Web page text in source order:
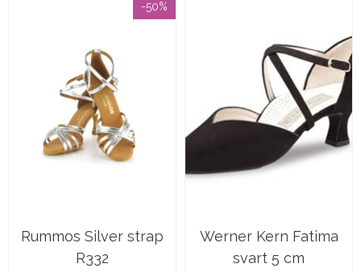
-50%
Rummos Silver strap
R332
Werner Kern Fatima
svart 5 cm